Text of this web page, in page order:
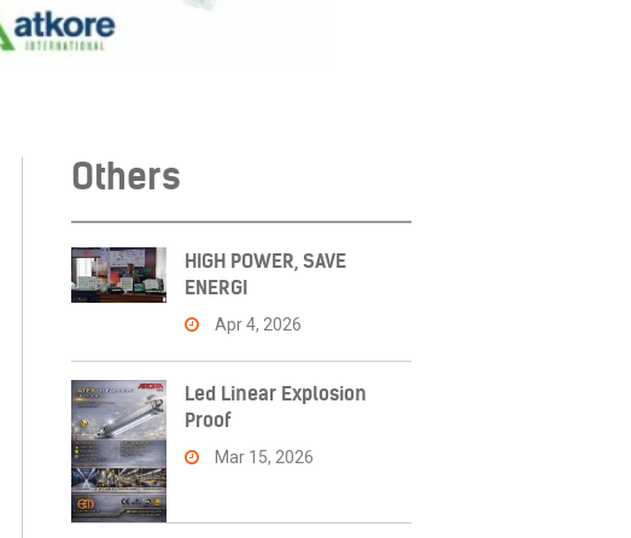
Others
HIGH POWER, SAVE
ENERGI
Apr 4, 2026
Led Linear Explosion
Proof
Mar 15, 2026